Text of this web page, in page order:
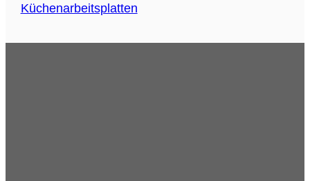
Küchenarbeitsplatten